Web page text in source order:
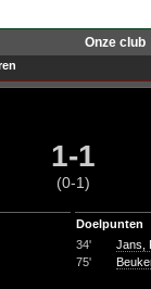
Onze club
1-1
(0-1)
Doelpunten
34'
Jans,
75'